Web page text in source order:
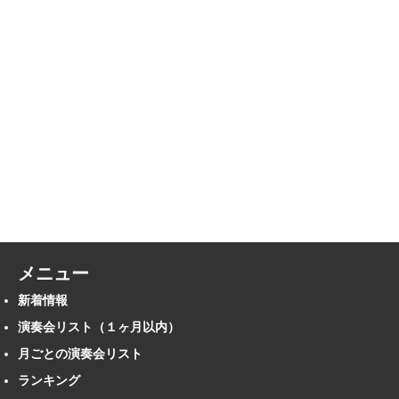
メニュー
新着情報
演奏会リスト（１ヶ月以内）
月ごとの演奏会リスト
ランキング